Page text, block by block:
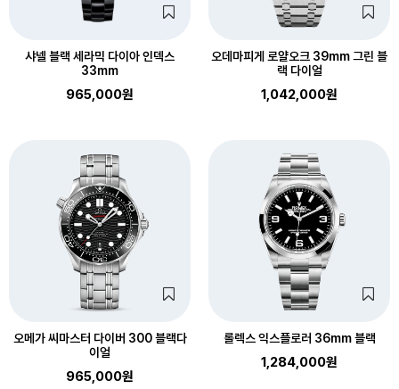
샤넬 블랙 세라믹 다이아 인덱스
33mm
965,000원
오데마피게 로얄오크 39mm 그린 블
랙 다이얼
1,042,000원
오메가 씨마스터 다이버 300 블랙다
이얼
965,000원
롤렉스 익스플로러 36mm 블랙
1,284,000원